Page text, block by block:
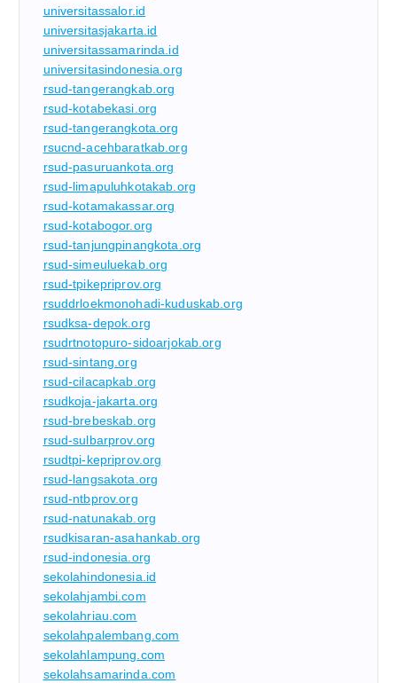
universitassalor.id
universitasjakarta.id
universitassamarinda.id
universitasindonesia.org
rsud-tangerangkab.org
rsud-kotabekasi.org
rsud-tangerangkota.org
rsucnd-acehbaratkab.org
rsud-pasuruankota.org
rsud-limapuluhkotakab.org
rsud-kotamakassar.org
rsud-kotabogor.org
rsud-tanjungpinangkota.org
rsud-simeuluekab.org
rsud-tpikepriprov.org
rsuddrloekmonohadi-kuduskab.org
rsudksa-depok.org
rsudrtnotopuro-sidoarjokab.org
rsud-sintang.org
rsud-cilacapkab.org
rsudkoja-jakarta.org
rsud-brebeskab.org
rsud-sulbarprov.org
rsudtpi-kepriprov.org
rsud-langsakota.org
rsud-ntbprov.org
rsud-natunakab.org
rsudkisaran-asahankab.org
rsud-indonesia.org
sekolahindonesia.id
sekolahjambi.com
sekolahriau.com
sekolahpalembang.com
sekolahlampung.com
sekolahsamarinda.com